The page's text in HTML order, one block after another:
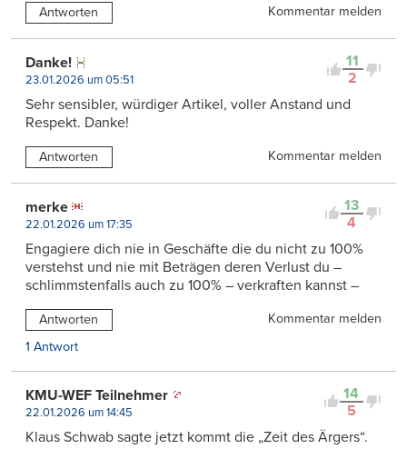
Antworten Kommentar melden
11
2
Danke!
23.01.2026 um 05:51
Sehr sensibler, würdiger Artikel, voller Anstand und
Respekt. Danke!
Antworten Kommentar melden
13
4
merke
22.01.2026 um 17:35
Engagiere dich nie in Geschäfte die du nicht zu 100%
verstehst und nie mit Beträgen deren Verlust du –
schlimmstenfalls auch zu 100% – verkraften kannst –
Antworten
Kommentar melden
1 Antwort
14
5
KMU-WEF Teilnehmer
22.01.2026 um 14:45
Klaus Schwab sagte jetzt kommt die „Zeit des Ärgers“.